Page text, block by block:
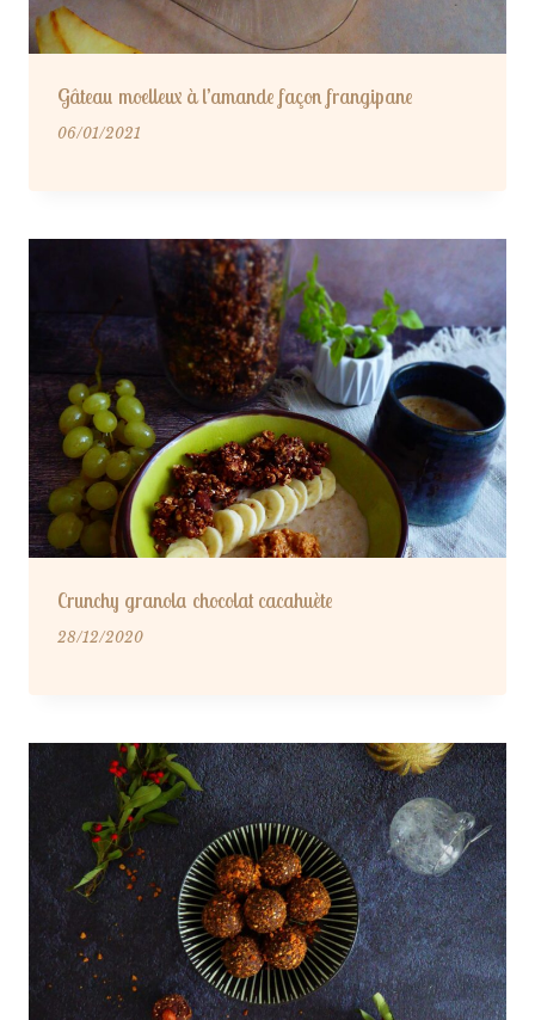
Gâteau moelleux à l’amande façon frangipane
06/01/2021
Crunchy granola chocolat cacahuète
28/12/2020